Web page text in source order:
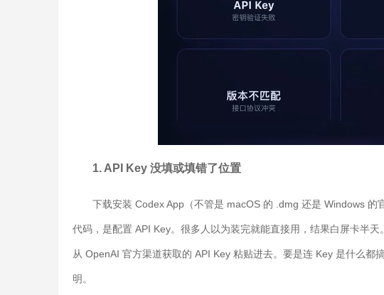
1. API Key 没填或填错了位置
下载安装 Codex App（不管是 macOS 的 .dmg 还是 Windows 的
代码，是配置 API Key。很多人以为装完就能直接用，结果白屏卡半
从 OpenAI 官方渠道获取的 API Key 粘贴进去。要是连 Key 是什么都
明。